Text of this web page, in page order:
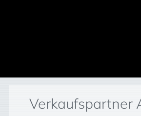
Verkaufspartner